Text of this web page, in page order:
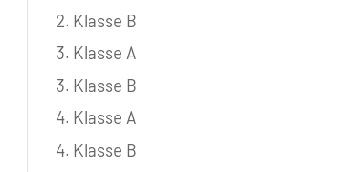
2. Klasse B
3. Klasse A
3. Klasse B
4. Klasse A
4. Klasse B